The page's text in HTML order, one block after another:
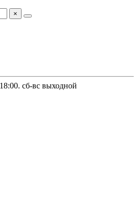
×
сб-вс выходной